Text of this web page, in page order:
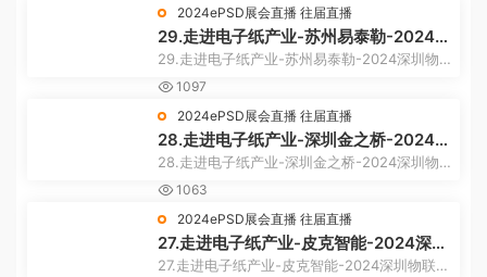
2024ePSD展会直播 往届直播
29.走进电子纸产业-苏州易泰勒-2024深
圳物联网展
29.走进电子纸产业-苏州易泰勒-2024深圳物
联网展
1097
2024ePSD展会直播 往届直播
28.走进电子纸产业-深圳金之桥-2024深
圳物联网展
28.走进电子纸产业-深圳金之桥-2024深圳物
联网展
1063
2024ePSD展会直播 往届直播
27.走进电子纸产业-皮克智能-2024深圳
物联网展
27.走进电子纸产业-皮克智能-2024深圳物联网